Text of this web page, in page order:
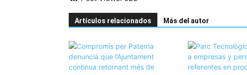
Artículos relacionados Más del autor